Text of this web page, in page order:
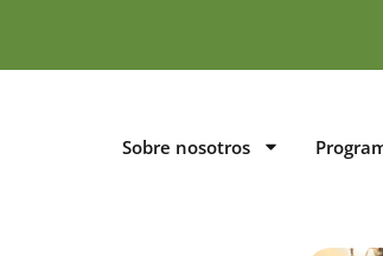
Sobre nosotros